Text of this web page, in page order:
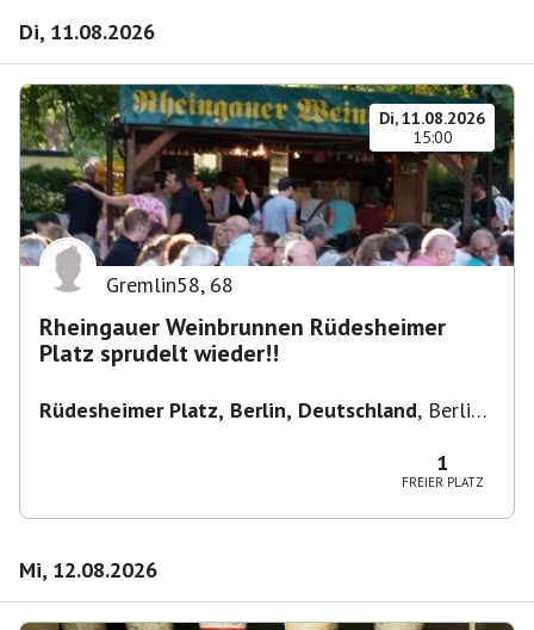
Di, 11.08.2026
Di, 11.08.2026
15:00
Gremlin58, 68
Rheingauer Weinbrunnen Rüdesheimer
Platz sprudelt wieder!!
Rüdesheimer Platz, Berlin, Deutschland, Berlin-
1
FREIER PLATZ
Mi, 12.08.2026